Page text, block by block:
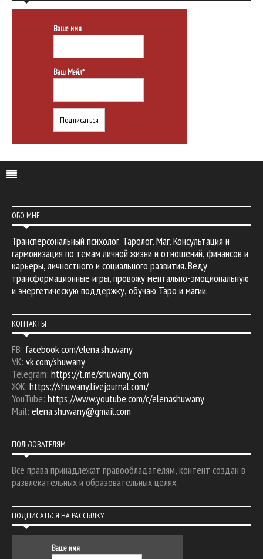
Ваше имя
Ваш Мейл*
ОБО МНЕ
Трансперсональный психолог. Таролог. Маг. Консультация и
гармонизация по темам личной жизни и отношений, финансов и
карьеры, личностного и социального развития. Веду
трансформационные игры, провожу ментально-эмоциональную
и энергетическую поддержку, обучаю Таро и магии.
КОНТАКТЫ
FB: facebook.com/elena.shuwany
VK: vk.com/shuwany
Telegram: https://t.me/shuwany_com
ЖЖ: https://shuwany.livejournal.com/
YouTube: https://www.youtube.com/c/elenashuwany
Mail: elena.shuwany@gmail.com
ПОЛЬЗОВАТЕЛЯМ
Все права принадлежат правообладателям, контент создан в
развлекательных и образовательных целях.
ПОДПИСАТЬСЯ НА РАССЫЛКУ
Ваше имя